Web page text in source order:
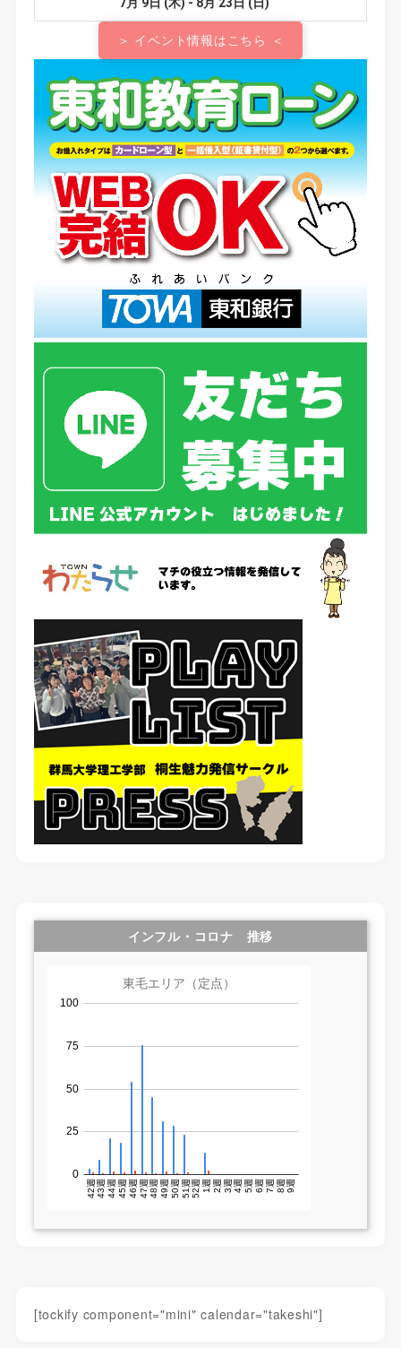
＞ イベント情報はこちら ＜
インフル・コロナ 推移
[tockify component="mini" calendar="takeshi"]